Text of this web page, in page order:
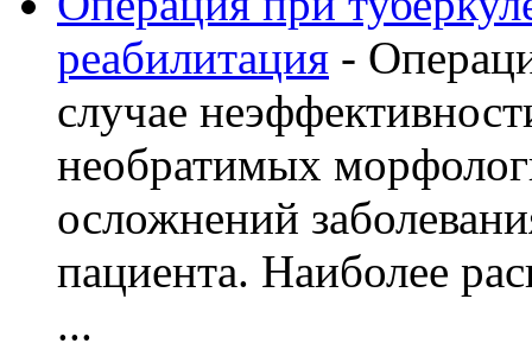
реабилитация -
случае
необратимых
осложнений
пациента. Наиболее
...